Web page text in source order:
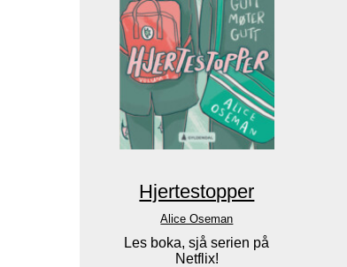
Hjertestopper
Alice Oseman
Les boka, sjå serien på
Netflix!